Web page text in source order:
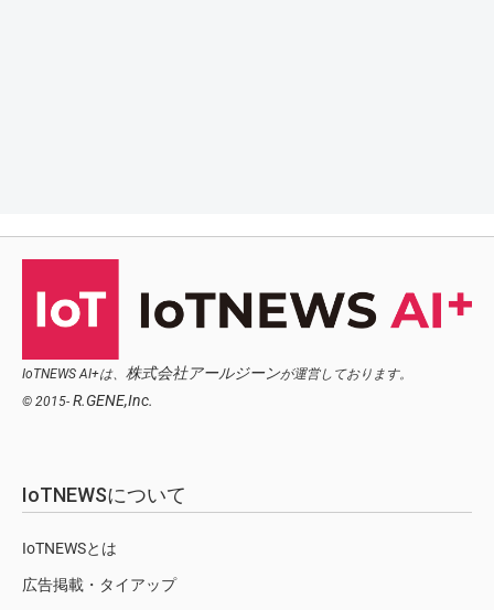
IoTNEWS AI+は、 株式会社アールジーンが運営しております。
© 2015- R.GENE,Inc.
IoTNEWSについて
IoTNEWSとは
広告掲載・タイアップ